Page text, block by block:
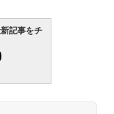
記事をチ